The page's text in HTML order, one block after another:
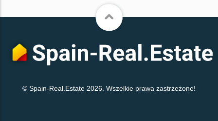
© Spain-Real.Estate 2026. Wszelkie prawa zastrzeżone!